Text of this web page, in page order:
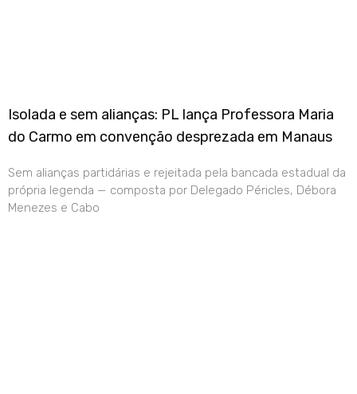
Isolada e sem alianças: PL lança Professora Maria
do Carmo em convenção desprezada em Manaus
Sem alianças partidárias e rejeitada pela bancada estadual da
própria legenda — composta por Delegado Péricles, Débora
Menezes e Cabo